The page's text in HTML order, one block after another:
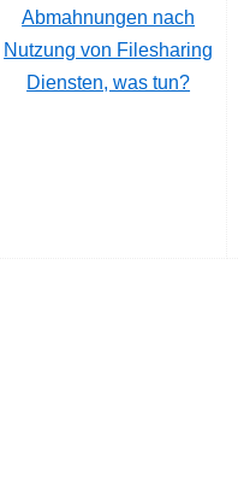
Abmahnungen nach
Nutzung von Filesharing
Diensten, was tun?